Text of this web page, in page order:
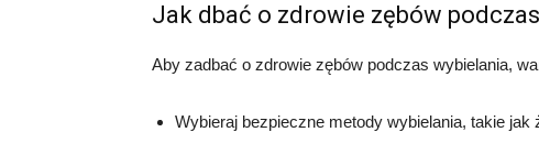
Jak dbać o zdrowie zębów
Aby zadbać o zdrowie zębów podczas wybielania,
Wybieraj bezpieczne metody wybielania, takie jak